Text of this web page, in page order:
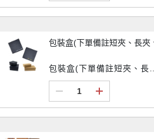
包裝盒(下單備註短夾、長夾
包裝盒(下單備註短夾、長